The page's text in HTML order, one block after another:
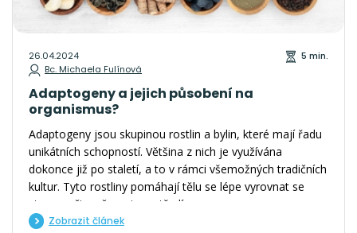
26.04.2024
Bc. Michaela Fulínová
5 min.
Adaptogeny a jejich působení na
organismus?
Adaptogeny jsou skupinou rostlin a bylin, které mají řadu
unikátních schopností. Většina z nich je využívána
dokonce již po staletí, a to v rámci všemožných tradičních
kultur. Tyto rostliny pomáhají tělu se lépe vyrovnat se
stresem či změnami prostředí.
Zobrazit článek